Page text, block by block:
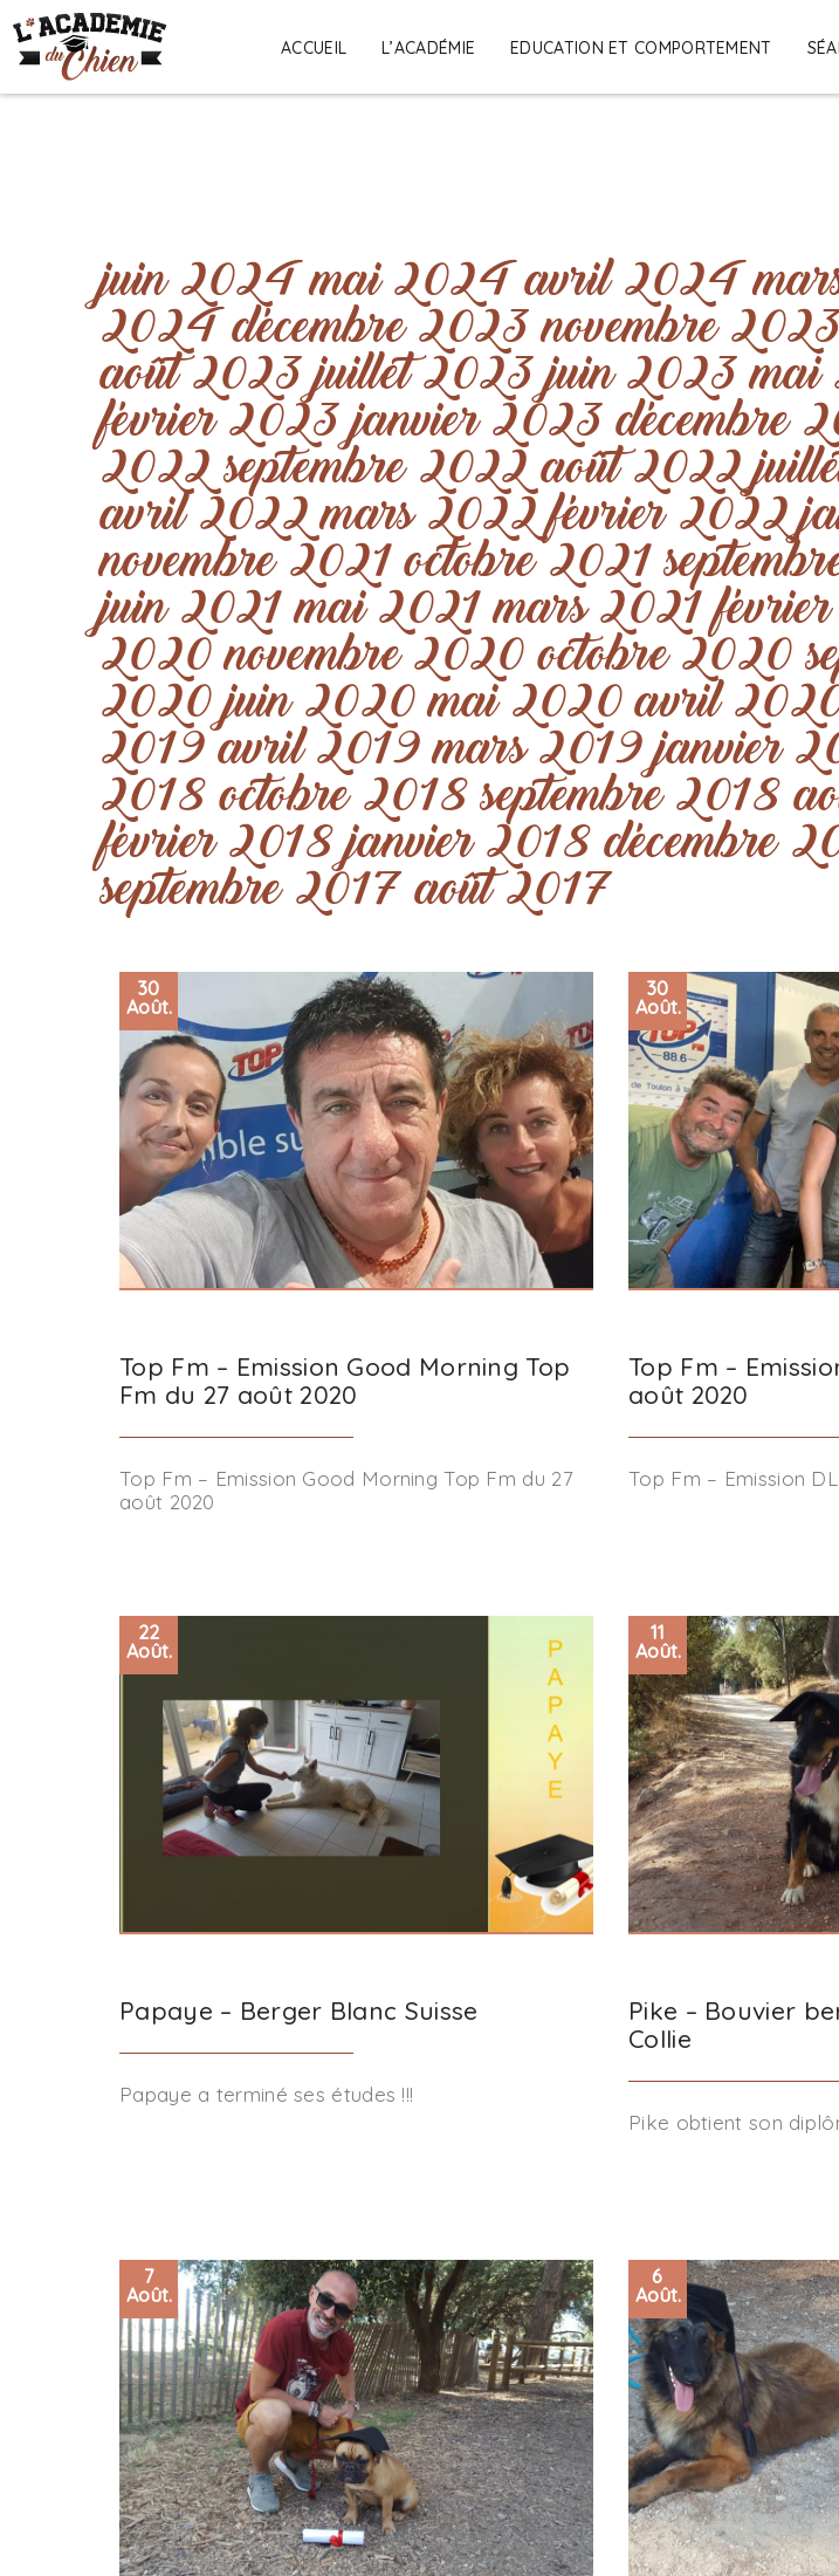
ACCUEIL L’ACADÉMIE EDUCATION ET COMPORTEMENT
juin 2024mai 2024avril 2024
2024décembre 2023novembre
août 2023juillet 2023juin 2023
février 2023janvier 2023décembre
2022septembre 2022août 2022
avril 2022mars 2022février 2022
novembre 2021octobre 2021
juin 2021mai 2021mars 2021
2020novembre 2020octobre 2020
2020juin 2020mai 2020avril
2019avril 2019mars 2019janvier
2018octobre 2018septembre 2018
février 2018janvier 2018décembre
septembre 2017août 2017
Top Fm – Emission Good Morning Top
Fm du 27 août 2020
30
Août.
Top Fm – Emission Good Morning Top Fm du 27
août 2020
Top Fm –
août 2020
30
Août.
Top Fm – Emission
Papaye – Berger Blanc Suisse
22
Août.
Papaye a terminé ses études !!!
Pike – Bouvier
Collie
11
Août.
Pike obtient son
7
Août.
6
Août.